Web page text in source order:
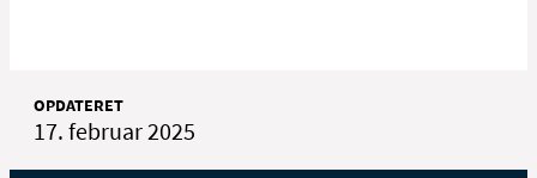
OPDATERET
17. februar 2025